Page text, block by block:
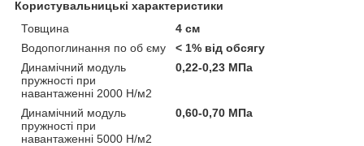
Користувальницькі характеристики
Товщина
4 см
Водопоглинання по об єму
< 1% від обсягу
Динамічний модуль
пружності при
навантаженні 2000 Н/м2
0,22-0,23 МПа
Динамічний модуль
пружності при
навантаженні 5000 Н/м2
0,60-0,70 МПа